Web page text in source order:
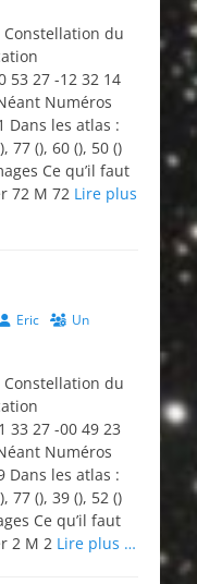
du
53 27 -12 32 14
Numéros
Dans les atlas :
77 (), 60 (), 50 ()
Ce qu’il faut
72 M 72 Lire plus
Author
Eric
Un
du
33 27 -00 49 23
Numéros
Dans les atlas :
77 (), 39 (), 52 ()
Ce qu’il faut
2 M 2 Lire plus …